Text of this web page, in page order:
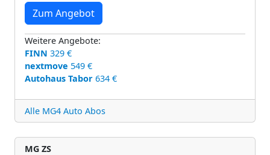
Zum Angebot
Weitere Angebote:
FINN 329 €
nextmove 549 €
Autohaus Tabor 634 €
Alle MG4 Auto Abos
MG ZS